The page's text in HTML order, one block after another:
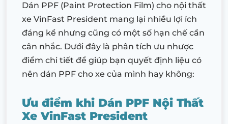
Dán PPF (Paint Protection Film) cho nội thất
xe VinFast President mang lại nhiều lợi ích
đáng kể nhưng cũng có một số hạn chế cần
cân nhắc. Dưới đây là phân tích ưu nhược
điểm chi tiết để giúp bạn quyết định liệu có
nên dán PPF cho xe của mình hay không:
Ưu điểm khi Dán PPF Nội Thất
Xe VinFast President